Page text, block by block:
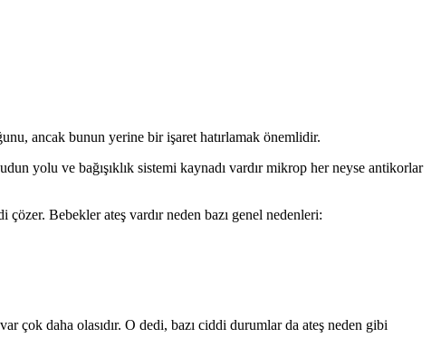
ancak bunun yerine bir işaret hatırlamak önemlidir.
yolu ve bağışıklık sistemi kaynadı vardır mikrop her neyse antikorlar
Bebekler ateş vardır neden bazı genel nedenleri:
çok daha olasıdır. O dedi, bazı ciddi durumlar da ateş neden gibi